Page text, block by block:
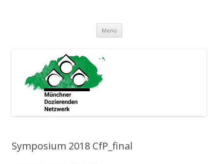
Menü Springe
Inhalt
Symposium 2018 CfP_final